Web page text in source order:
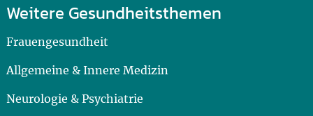
Weitere Gesundheitsthemen
Frauengesundheit
Allgemeine & Innere Medizin
Neurologie & Psychiatrie